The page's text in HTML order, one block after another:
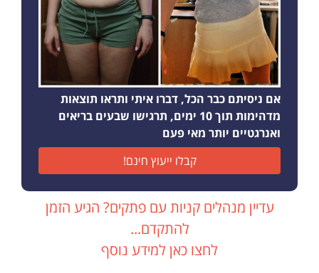
אם ניסיתם כבר הכל, דברו איתי ותראו תוצאות
מדהימות תוך 10 ימים, תרגישו שבעים בריאים
ואנרגטיים יותר מאי פעם
קבלו ייעוץ חינם!
עדיין מנהלים קניות עם פתקים? הגיע הזמן
להתקדם...
לחצו כאן למידע נוסף